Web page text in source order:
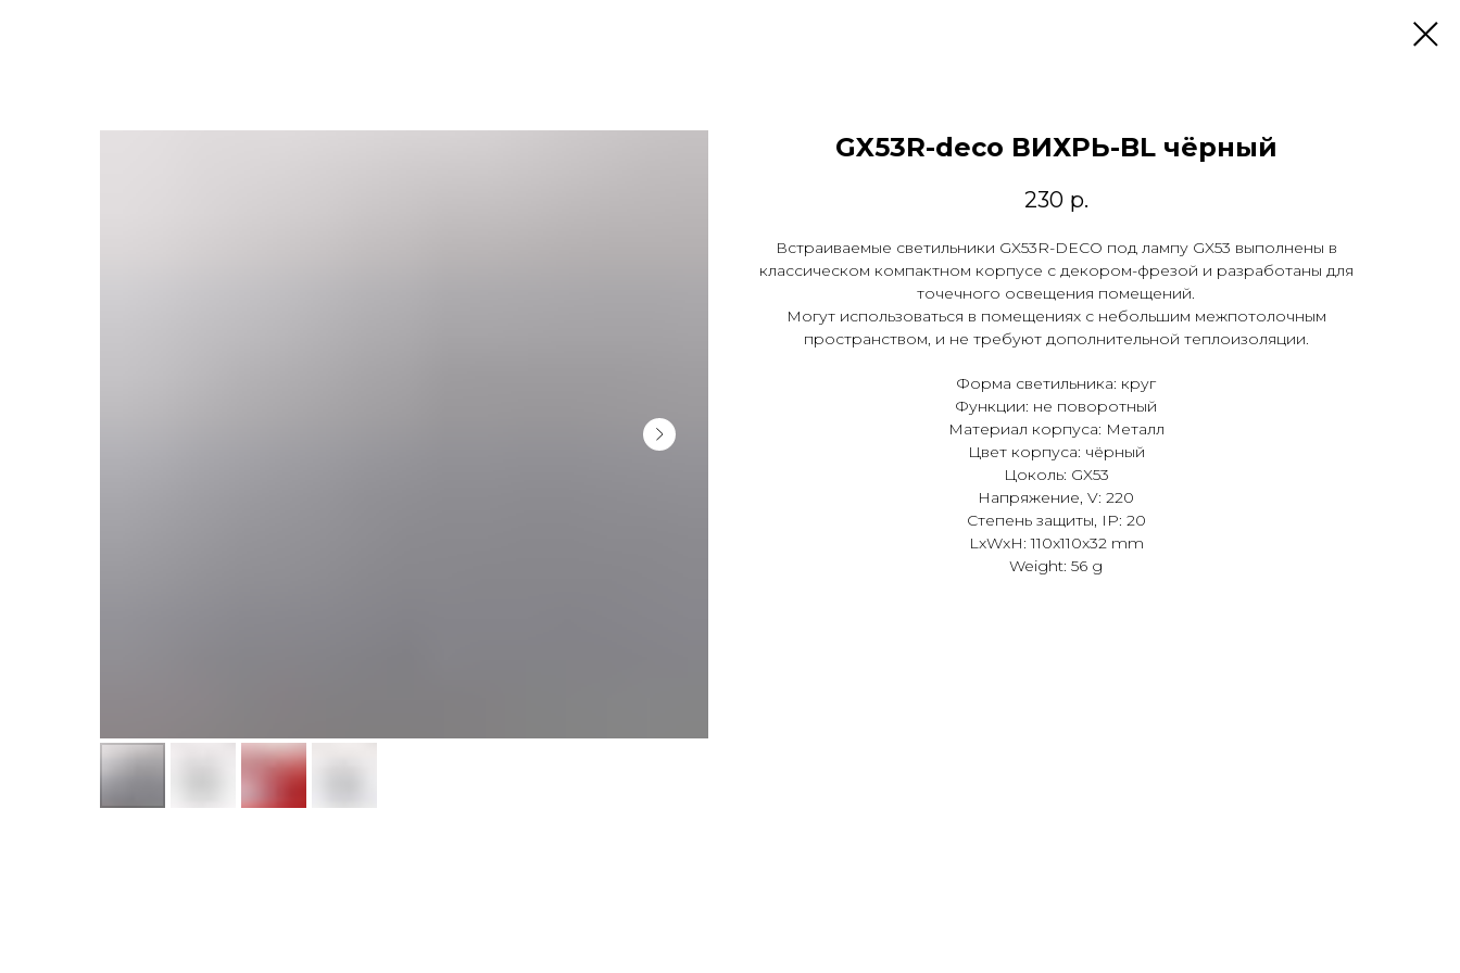
GX53R-deco ВИХРЬ-BL чёрный
230 р.
Встраиваемые светильники GX53R-DECO под лампу GX53 выполнены в
классическом компактном корпусе с декором-фрезой и разработаны для
точечного освещения помещений.
Могут использоваться в помещениях с небольшим межпотолочным
пространством, и не требуют дополнительной теплоизоляции.
Форма светильника: круг
Функции: не поворотный
Материал корпуса: Металл
Цвет корпуса: чёрный
Цоколь: GX53
Напряжение, V: 220
Степень защиты, IP: 20
LxWxH: 110x110x32 mm
Weight: 56 g